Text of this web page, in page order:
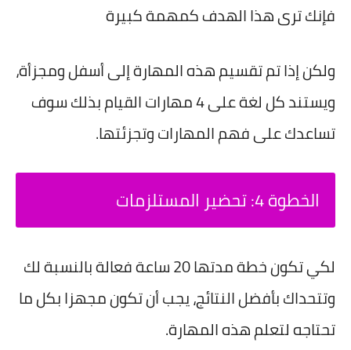
فإنك ترى هذا الهدف كمهمة كبيرة
ولكن إذا تم تقسيم هذه المهارة إلى أسفل ومجزأة،
ويستند كل لغة على 4 مهارات القيام بذلك سوف
تساعدك على فهم المهارات وتجزئتها.
الخطوة 4: تحضير المستلزمات
لكي تكون خطة مدتها 20 ساعة فعالة بالنسبة لك
وتتحداك بأفضل النتائج، يجب أن تكون مجهزا بكل ما
تحتاجه لتعلم هذه المهارة.